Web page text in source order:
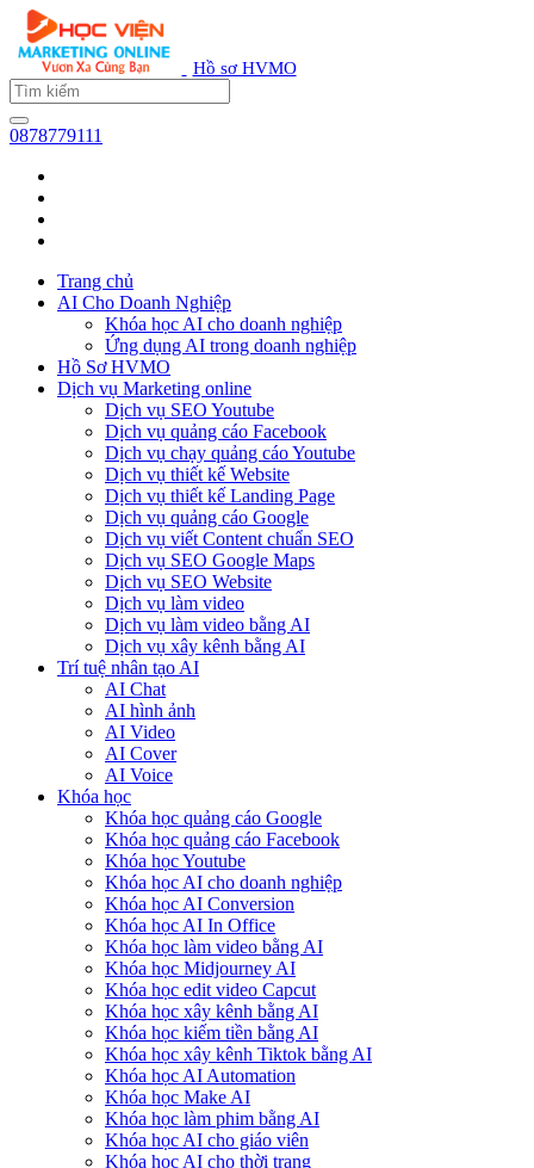
Hồ sơ HVMO
0878779111
Trang chủ
AI Cho Doanh Nghiệp
Khóa học AI cho doanh nghiệp
Ứng dụng AI trong doanh nghiệp
Hồ Sơ HVMO
Dịch vụ Marketing online
Dịch vụ SEO Youtube
Dịch vụ quảng cáo Facebook
Dịch vụ chạy quảng cáo Youtube
Dịch vụ thiết kế Website
Dịch vụ thiết kế Landing Page
Dịch vụ quảng cáo Google
Dịch vụ viết Content chuẩn SEO
Dịch vụ SEO Google Maps
Dịch vụ SEO Website
Dịch vụ làm video
Dịch vụ làm video bằng AI
Dịch vụ xây kênh bằng AI
Trí tuệ nhân tạo AI
AI Chat
AI hình ảnh
AI Video
AI Cover
AI Voice
Khóa học
Khóa học quảng cáo Google
Khóa học quảng cáo Facebook
Khóa học Youtube
Khóa học AI cho doanh nghiệp
Khóa học AI Conversion
Khóa học AI In Office
Khóa học làm video bằng AI
Khóa học Midjourney AI
Khóa học edit video Capcut
Khóa học xây kênh bằng AI
Khóa học kiếm tiền bằng AI
Khóa học xây kênh Tiktok bằng AI
Khóa học AI Automation
Khóa học Make AI
Khóa học làm phim bằng AI
Khóa học AI cho giáo viên
Khóa học AI cho thời trang